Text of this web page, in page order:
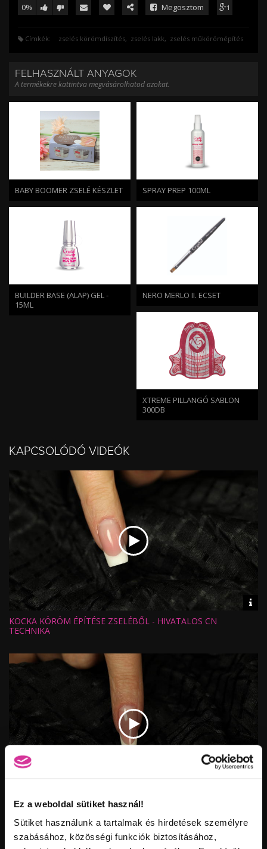
Ez a weboldal sütiket használ!
Sütiket használunk a tartalmak és hirdetések személyre
szabásához, közösségi funkciók biztosításához,
0% Megosztom 1
Címkék: zselés körömdíszítés zselés lakk zselés műkörömépítés
FELHASZNÁLT ANYAGOK
A termékekre kattintva megvásárolhatod azokat.
BABY BOOMER ZSELÉ KÉSZLET SPRAY PREP 100ML
BUILDER BASE (ALAP) GEL -
15ML
NERO MERLO II. ECSET
XTREME PILLANGÓ SABLON
300DB
KAPCSOLÓDÓ VIDEÓK
Hossz:
Nézettség:
KOCKA KÖRÖM ÉPÍTÉSE ZSELÉBŐL - HIVATALOS CN
TECHNIKA
Hossz:
Értékelés:
Feltöltve:
KLASSZIKUS MANDULA KÖRÖMFORMA ÉPÍTÉSE ZSELÉBŐL -